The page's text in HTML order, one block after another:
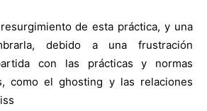
de esta práctica, y una
debido a una frustración
con las prácticas y normas
como el ghosting y las relaciones